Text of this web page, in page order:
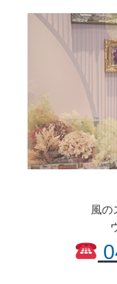
風の